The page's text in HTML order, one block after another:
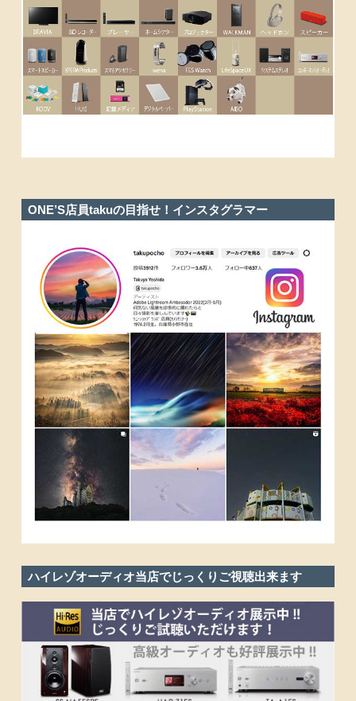
ONE’S店員takuの目指せ！インスタグラマー
ハイレゾオーディオ当店でじっくりご視聴出来ます